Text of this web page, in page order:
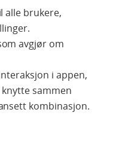
alle brukere,
avgjør om
i appen,
sammen
kombinasjon.